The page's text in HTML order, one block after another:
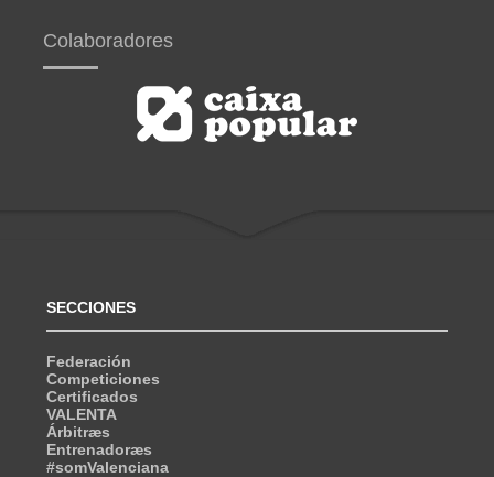
Colaboradores
SECCIONES
Federación
Competiciones
Certificados
VALENTA
Árbitræs
Entrenadoræs
#somValenciana